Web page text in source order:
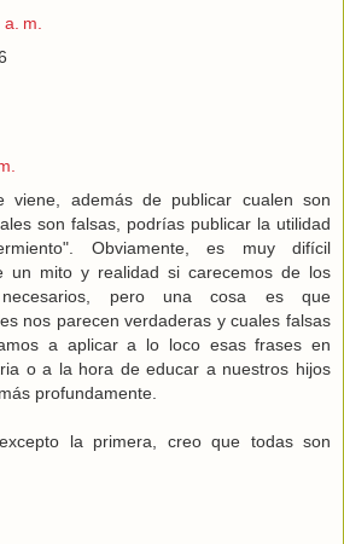
m.
viene, además de publicar cualen son
son falsas, podrías publicar la utilidad
Obviamente, es muy difícil
un mito y realidad si carecemos de los
necesarios, pero una cosa es que
nos parecen verdaderas y cuales falsas
a aplicar a lo loco esas frases en
o a la hora de educar a nuestros hijos
profundamente.
la primera, creo que todas son